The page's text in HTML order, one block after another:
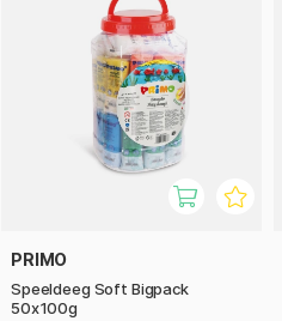
PRIMO
Speeldeeg Soft Bigpack
50x100g